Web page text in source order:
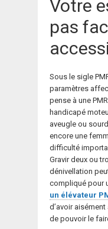
Votre
pas
Sous le sigle
paramètres
pense à une
handicapé
aveugle ou
encore une
difficulté
Gravir deux ou
dénivellation
compliqué pour
un élévateur
d’avoir
de pouvoir le